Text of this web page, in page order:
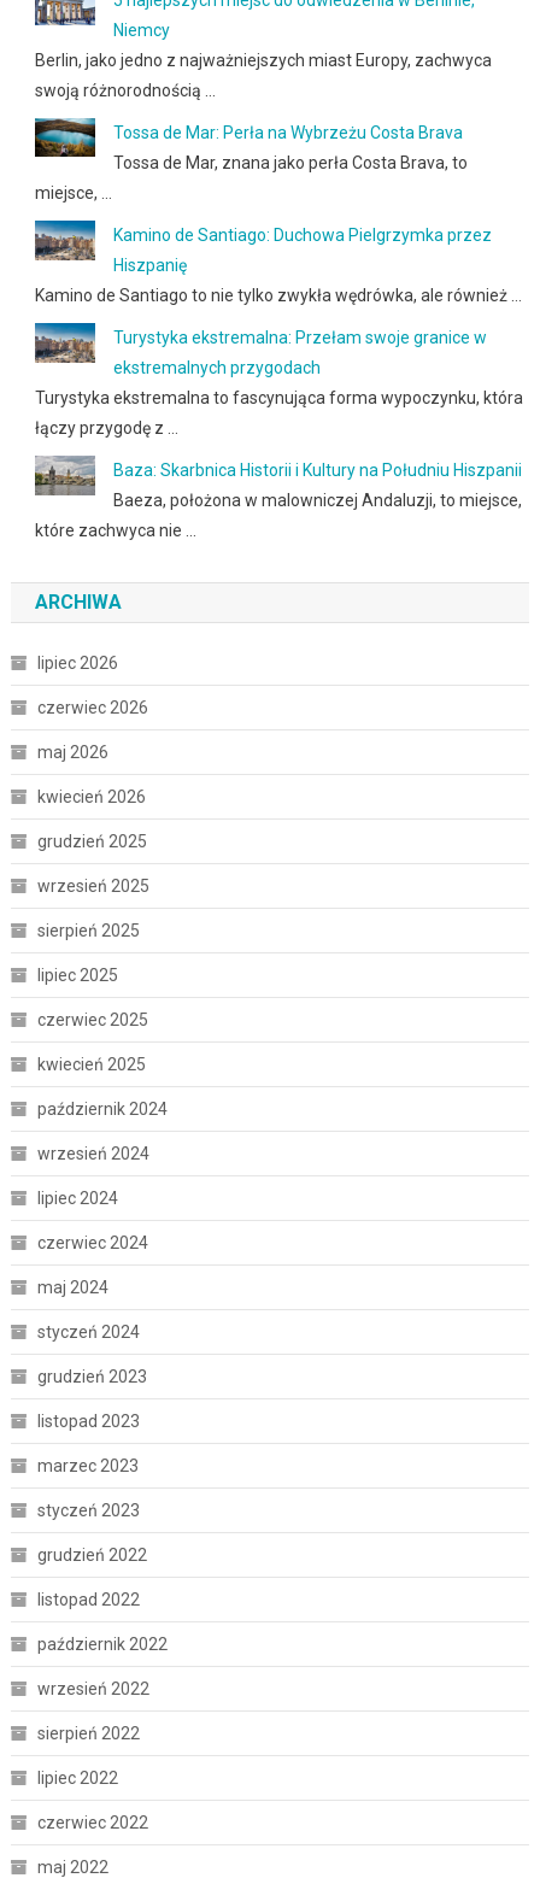
Niemcy
Berlin, jako jedno z najważniejszych miast Europy, zachwyca
swoją różnorodnością …
Tossa de Mar: Perła na Wybrzeżu Costa Brava
Tossa de Mar, znana jako perła Costa Brava, to
miejsce, …
Kamino de Santiago: Duchowa Pielgrzymka przez
Hiszpanię
Kamino de Santiago to nie tylko zwykła wędrówka, ale również …
Turystyka ekstremalna: Przełam swoje granice w
ekstremalnych przygodach
Turystyka ekstremalna to fascynująca forma wypoczynku, która
łączy przygodę z …
Baza: Skarbnica Historii i Kultury na Południu Hiszpanii
Baeza, położona w malowniczej Andaluzji, to miejsce,
które zachwyca nie …
ARCHIWA
lipiec 2026
czerwiec 2026
maj 2026
kwiecień 2026
grudzień 2025
wrzesień 2025
sierpień 2025
lipiec 2025
czerwiec 2025
kwiecień 2025
październik 2024
wrzesień 2024
lipiec 2024
czerwiec 2024
maj 2024
styczeń 2024
grudzień 2023
listopad 2023
marzec 2023
styczeń 2023
grudzień 2022
listopad 2022
październik 2022
wrzesień 2022
sierpień 2022
lipiec 2022
czerwiec 2022
maj 2022